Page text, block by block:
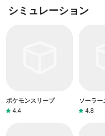
ャンセルする場合は、カス
シミュレーション
ポケモンスリープ
4.4
ソーラー
4.8